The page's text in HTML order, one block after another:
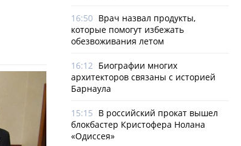
16:50 Врач назвал продукты,
которые помогут избежать
обезвоживания летом
16:12 Биографии многих
архитекторов связаны с историей
Барнаула
15:15 В российский прокат вышел
блокбастер Кристофера Нолана
«Одиссея»